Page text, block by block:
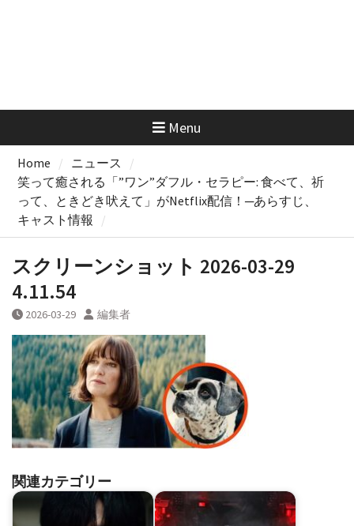
Menu
Home
ニュース
笑って癒される「”ワン”ダフル・セラピー: 食べて、祈
って、ときどき吠えて」がNetflix配信！─あらすじ、
キャスト情報
スクリーンショット 2026-03-29
4.11.54
2026-03-29 編集者
関連カテゴリー